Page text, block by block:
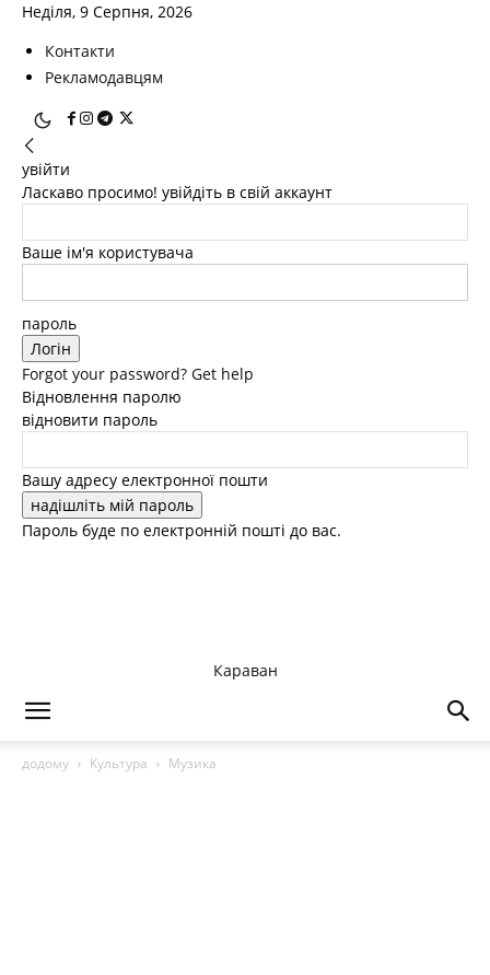
Неділя, 9 Серпня, 2026
Контакти
Рекламодавцям
увійти
Ласкаво просимо! увійдіть в свій аккаунт
Ваше ім'я користувача
пароль
Forgot your password? Get help
Відновлення паролю
відновити пароль
Вашу адресу електронної пошти
Пароль буде по електронній пошті до вас.
Караван
додому Культура Музика